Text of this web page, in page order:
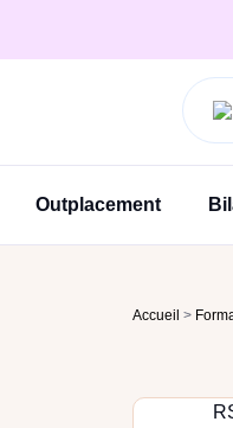
Outplacement
Accueil >